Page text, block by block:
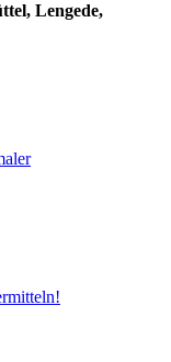
Lengede,